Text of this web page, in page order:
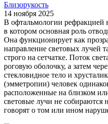
Близорукость
14 ноября 2025
В офтальмологии рефракцией
в котором основная роль
Она функционирует как
направление световых лучей
строго на сетчатке. Поток
роговую оболочку, а затем
стекловидное тело и
(эмметропии) человек
расположенные на близком
световые лучи не собираются
говорят о том или ином